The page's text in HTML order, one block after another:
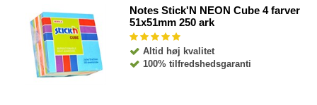
Notes Stick'N NEON Cube 4 farver
51x51mm 250 ark
Altid høj kvalitet
100% tilfredshedsgaranti